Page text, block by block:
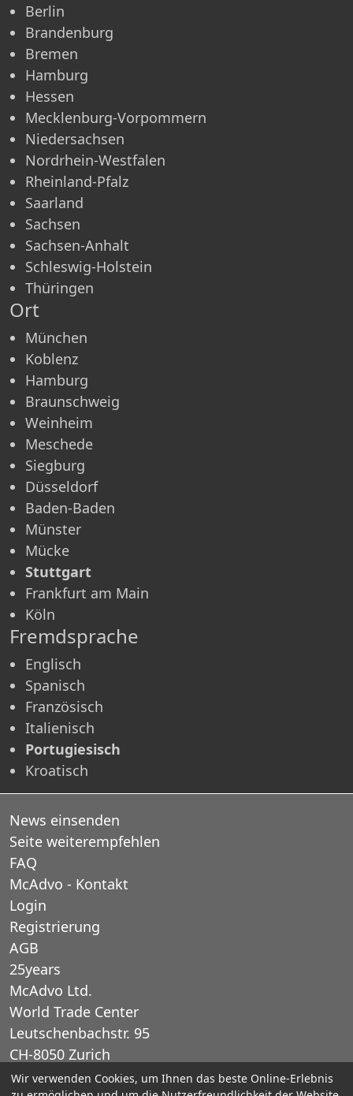
Berlin
Brandenburg
Bremen
Hamburg
Hessen
Mecklenburg-Vorpommern
Niedersachsen
Nordrhein-Westfalen
Rheinland-Pfalz
Saarland
Sachsen
Sachsen-Anhalt
Schleswig-Holstein
Thüringen
Ort
München
Koblenz
Hamburg
Braunschweig
Weinheim
Meschede
Siegburg
Düsseldorf
Baden-Baden
Münster
Mücke
Stuttgart
Frankfurt am Main
Köln
Fremdsprache
Englisch
Spanisch
Französisch
Italienisch
Portugiesisch
Kroatisch
News einsenden
Seite weiterempfehlen
FAQ
McAdvo - Kontakt
Login
Registrierung
AGB
25years
McAdvo Ltd.
World Trade Center
Leutschenbachstr. 95
CH-8050 Zurich
Schweiz
Wir verwenden Cookies, um Ihnen das beste Online-Erlebnis